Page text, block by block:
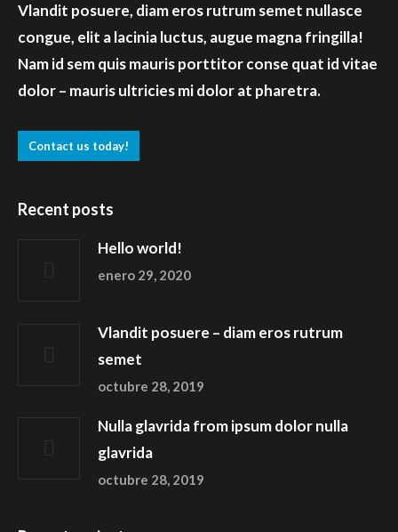
Vlandit posuere, diam eros rutrum semet nullasce
congue, elit a lacinia luctus, augue magna fringilla!
Nam id sem quis mauris porttitor conse quat id vitae
dolor – mauris ultricies mi dolor at pharetra.
Contact us today!
Recent posts
Hello world!
enero 29, 2020
Vlandit posuere – diam eros rutrum
semet
octubre 28, 2019
Nulla glavrida from ipsum dolor nulla
glavrida
octubre 28, 2019